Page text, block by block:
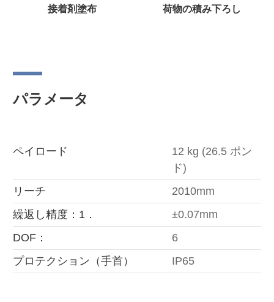
接着剤塗布 荷物の積み下ろし
パラメータ
ペイロード
12 kg (26.5 ポン
ド)
リーチ
2010mm
繰返し精度：1．
±0.07mm
DOF：
6
プロテクション（手首）
IP65